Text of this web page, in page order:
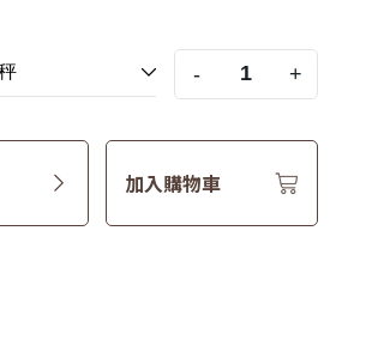
- +
加入購物車